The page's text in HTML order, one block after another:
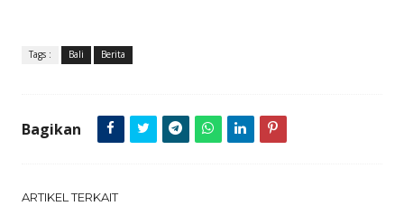
Tags : Bali Berita
Bagikan
ARTIKEL TERKAIT